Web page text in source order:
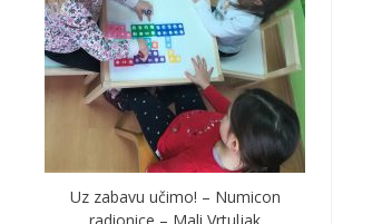
Uz zabavu učimo! – Numicon